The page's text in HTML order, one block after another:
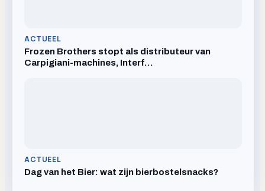
ACTUEEL
Frozen Brothers stopt als distributeur van
Carpigiani-machines, Interf…
ACTUEEL
Dag van het Bier: wat zijn bierbostelsnacks?